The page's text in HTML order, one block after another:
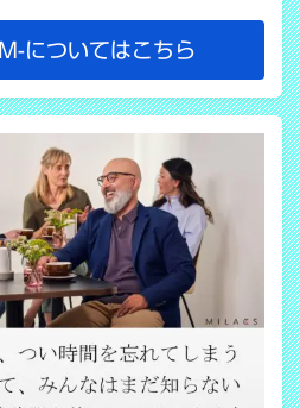
についてはこちら